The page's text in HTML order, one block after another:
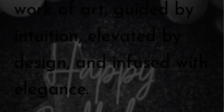
work of art, guided by
intuition, elevated by
design, and infused with
elegance.